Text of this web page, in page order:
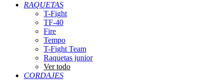
RAQUETAS
T-Fight
TF-40
Fire
Tempo
T-Fight Team
Raquetas junior
Ver todo
CORDAJES